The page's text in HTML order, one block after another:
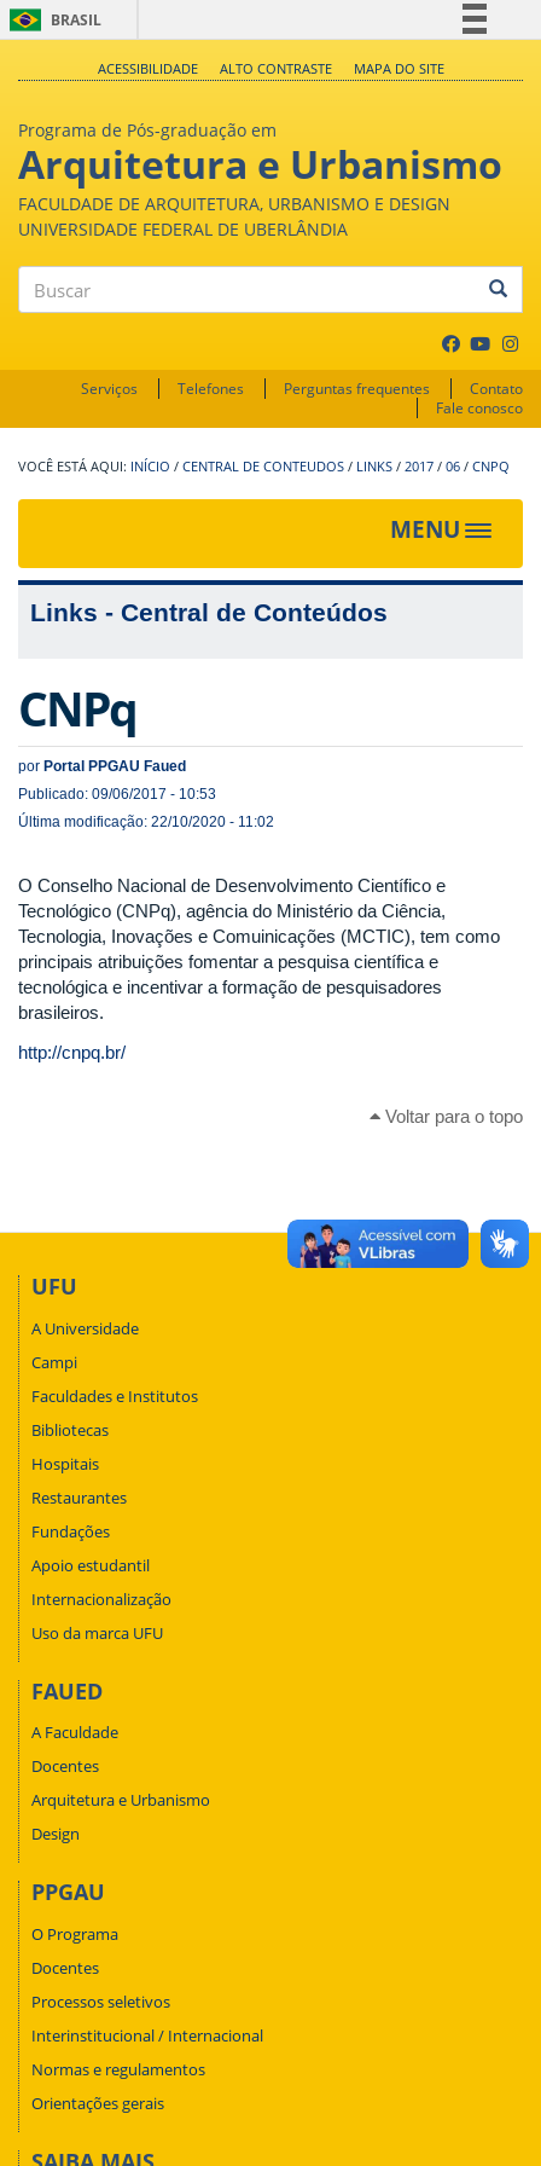
BRASIL
Acesso à informação
Legislação
ACESSIBILIDADE ALTO CONTRASTE MAPA DO SITE
Programa de Pós-graduação em
Arquitetura e Urbanismo
FACULDADE DE ARQUITETURA, URBANISMO E DESIGN
UNIVERSIDADE FEDERAL DE UBERLÂNDIA
Serviços Telefones Perguntas frequentes
Contato
Fale conosco
INÍCIO / CENTRAL DE CONTEUDOS / LINKS / 2017 / 06 / CNPQ
MENU
Toggle
Links - Central de Conteúdos
CNPq
por Portal PPGAU Faued
Publicado: 09/06/2017 - 10:53
Última modificação: 22/10/2020 - 11:02
O Conselho Nacional de Desenvolvimento Científico e
Tecnológico (CNPq), agência do Ministério da Ciência,
Tecnologia, Inovações e Comuinicações (MCTIC), tem como
principais atribuições fomentar a pesquisa científica e
tecnológica e incentivar a formação de pesquisadores
brasileiros.
http://cnpq.br/
Voltar para o topo
UFU
A Universidade
Campi
Faculdades e Institutos
Bibliotecas
Hospitais
Restaurantes
Fundações
Apoio estudantil
Internacionalização
Uso da marca UFU
FAUED
A Faculdade
Docentes
Arquitetura e Urbanismo
Design
PPGAU
O Programa
Docentes
Processos seletivos
Interinstitucional / Internacional
Normas e regulamentos
Orientações gerais